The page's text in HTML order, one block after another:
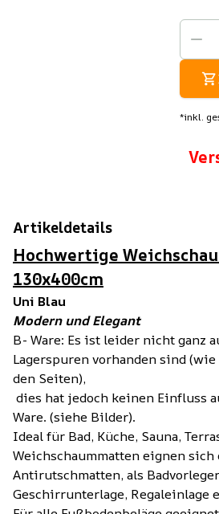
*inkl.
Artikeldetails
Hochwertige
130x400cm
Uni Blau
Modern und Elegant
B- Ware: Es ist leider nicht ganz
Lagerspuren vorhanden sind
den Seiten),
dies hat jedoch keinen Einfluss
Ware. (siehe Bilder).
Ideal für Bad, Küche, Sauna,
Weichschaummatten eignen sich
Antirutschmatten, als
Geschirrunterlage, Regaleinlage